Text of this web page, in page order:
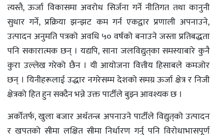
त्यस्तै, ऊर्जा विकासमा अवरोध सिर्जना गर्ने नीतिगत तथा कानुनी
सुधार गर्ने, प्रक्रिया झन्झट कम गर्न एकद्वार प्रणाली अपनाउने,
उत्पादन अनुमति पत्रको अवधि ५० वर्षको बनाउने जस्ता प्रतिबद्धता
पनि सकारात्मक छन् । यद्यपि, साना जलविद्युत्‌का समस्याबारे कुनै
कुरा उल्लेख गरेको छैन । यी आयोजना वित्तीय हिसाबले कमजोर
छन् । यिनीहरूलाई उद्धार नगरेसम्म देशको समग्र ऊर्जा क्षेत्र र निजी
क्षेत्रको हित हुन सक्दैन भन्ने उक्त पार्टीले बुझ्न आवश्यक छ ।
अर्कोतर्फ, खुला बजार अर्थतन्त्र अपनाउने पार्टीले विद्युत्‌को उत्पादन
र खपतको सीमा लक्षित सीमा निर्धारण गर्नु पनि विराेधाभासपूर्ण